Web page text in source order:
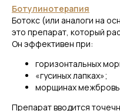
Ботулинотерапия
Ботокс (или аналоги на
это препарат, который
Он эффективен при:
горизонтальных
«гусиных лапках»;
морщинах
Препарат вводится